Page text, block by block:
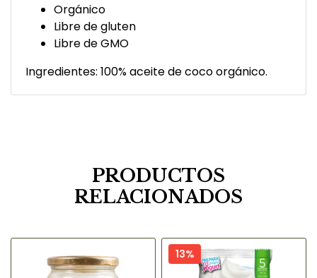
Orgánico
Libre de gluten
Libre de GMO
Ingredientes: 100% aceite de coco orgánico.
PRODUCTOS
RELACIONADOS
13%